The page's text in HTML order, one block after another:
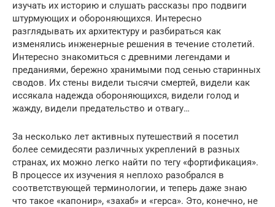
изучать их историю и слушать рассказы про подвиги
штурмующих и обороняющихся. Интересно
разглядывать их архитектуру и разбираться как
изменялись инженерные решения в течение столетий.
Интересно знакомиться с древними легендами и
преданиями, бережно хранимыми под сенью старинных
сводов. Их стены видели тысячи смертей, видели как
иссякала надежда обороняющихся, видели голод и
жажду, видели предательство и отвагу…
За несколько лет активных путешествий я посетил
более семидесяти различных укреплений в разных
странах, их можно легко найти по тегу «фортификация».
В процессе их изучения я неплохо разобрался в
соответствующей терминологии, и теперь даже знаю
что такое «капонир», «захаб» и «герса». Это, конечно, не